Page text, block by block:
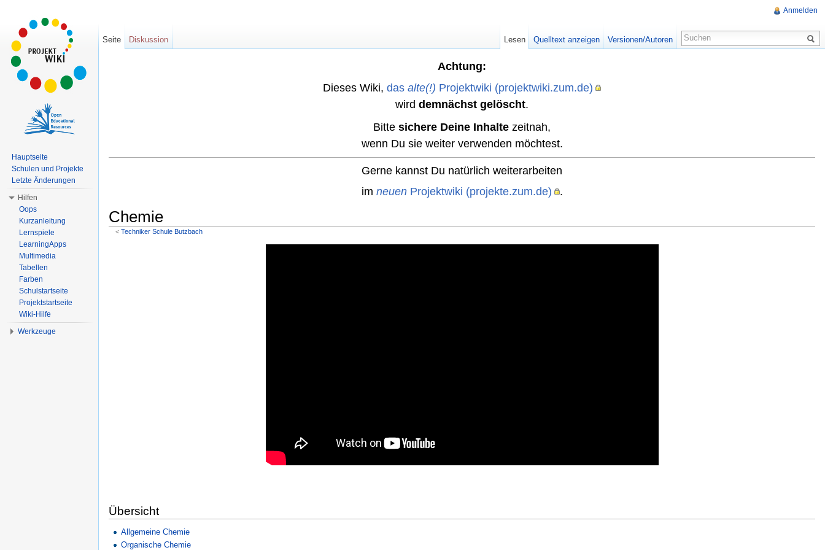
Achtung:
Dieses Wiki, das alte(!) Projektwiki (projektwiki.zum.de)
wird demnächst gelöscht.
Bitte sichere Deine Inhalte zeitnah,
wenn Du sie weiter verwenden möchtest.
Gerne kannst Du natürlich weiterarbeiten
im neuenProjektwiki (projekte.zum.de) .
Chemie
< Techniker Schule Butzbach
Übersicht
Allgemeine Chemie
Organische Chemie
Anmelden
Seite Diskussion Lesen Quelltext anzeigen Versionen/Autoren
Hauptseite
Schulen und Projekte
Letzte Änderungen
Hilfen
Oops
Kurzanleitung
Lernspiele
LearningApps
Multimedia
Tabellen
Farben
Schulstartseite
Projektstartseite
Wiki-Hilfe
Werkzeuge